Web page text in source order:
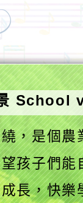
School
，是個
孩子們
長，快